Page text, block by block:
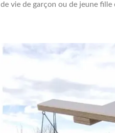
de vie de garçon ou de jeune fille